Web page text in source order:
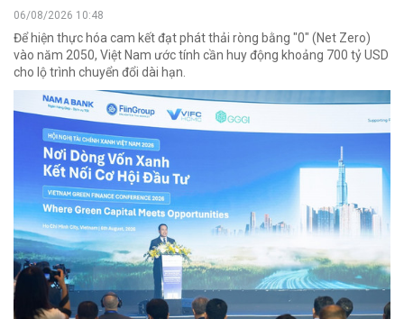
06/08/2026 10:48
Để hiện thực hóa cam kết đạt phát thải ròng bằng "0" (Net Zero)
vào năm 2050, Việt Nam ước tính cần huy động khoảng 700 tỷ USD
cho lộ trình chuyển đổi dài hạn.